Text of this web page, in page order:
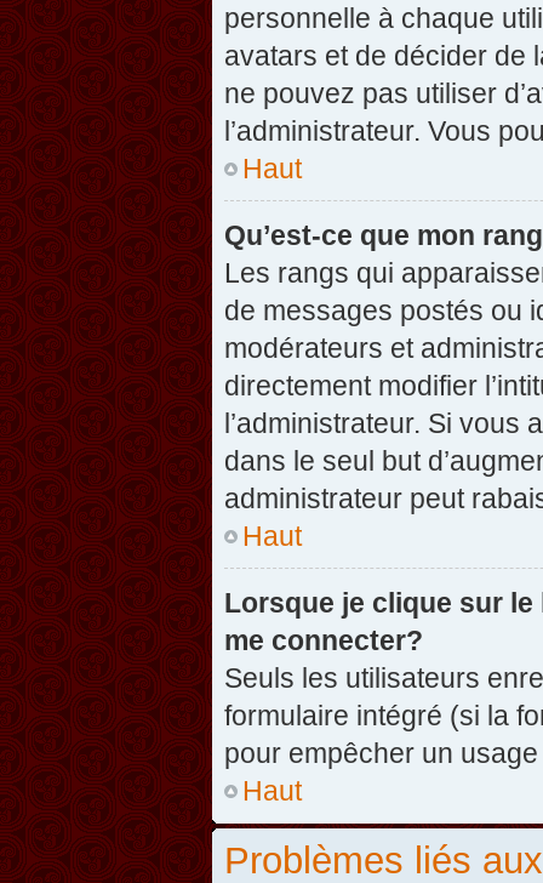
personnelle à chaque
avatars et de décider de
ne pouvez pas utiliser
l’administrateur. Vous
Haut
Qu’est-ce que mon
Les rangs qui
de messages postés ou
modérateurs et
directement modifier
l’administrateur. Si vous
dans le seul but
administrateur peut
Haut
Lorsque je clique sur
me connecter?
Seuls les utilisateurs
formulaire intégré (si la
pour empêcher un
Haut
Problèmes liés